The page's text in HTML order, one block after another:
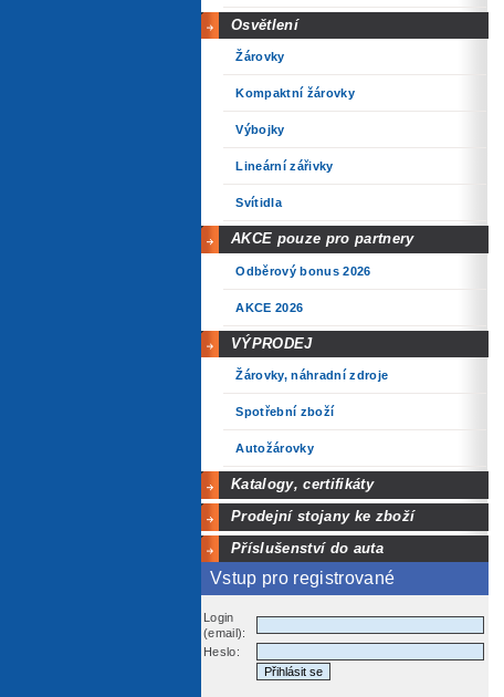
Osvětlení
Žárovky
Kompaktní žárovky
Výbojky
Lineární zářivky
Svítidla
AKCE pouze pro partnery
Odběrový bonus 2026
AKCE 2026
VÝPRODEJ
Žárovky, náhradní zdroje
Spotřební zboží
Autožárovky
Katalogy, certifikáty
Prodejní stojany ke zboží
Příslušenství do auta
Vstup pro registrované
Login
(email):
Heslo: